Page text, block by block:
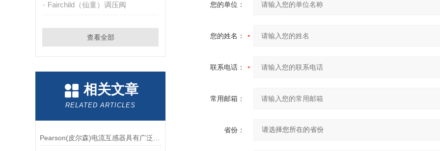
Fairchild（仙童）调压阀
查看全部
相关文章
RELATED ARTICLES
您的单位：
您的姓名：
联系电话：
常用邮箱：
省份：